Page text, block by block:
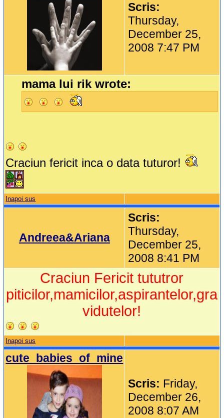
Scris:
Thursday,
December 25,
2008 7:47 PM
mama lui rik wrote:
Craciun fericit inca o data tuturor!
Inapoi sus
Andreea&Ariana
Scris:
Thursday,
December 25,
2008 8:41 PM
Craciun Fericit tututror
piticilor,mamicilor,aspirantelor,gra
vidutelor!
Inapoi sus
cute_babies_of_mine
Scris: Friday,
December 26,
2008 8:07 AM